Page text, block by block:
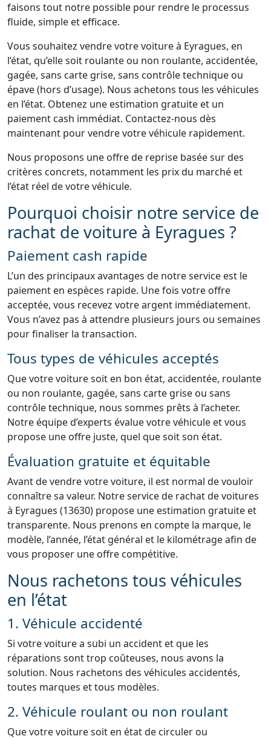
faisons tout notre possible pour rendre le processus
fluide, simple et efficace.
Vous souhaitez vendre votre voiture à Eyragues, en
l’état, qu’elle soit roulante ou non roulante, accidentée,
gagée, sans carte grise, sans contrôle technique ou
épave (hors d’usage). Nous achetons tous les véhicules
en l’état. Obtenez une estimation gratuite et un
paiement cash immédiat. Contactez-nous dès
maintenant pour vendre votre véhicule rapidement.
Nous proposons une offre de reprise basée sur des
critères concrets, notamment les prix du marché et
l’état réel de votre véhicule.
Pourquoi choisir notre service de
rachat de voiture à Eyragues ?
Paiement cash rapide
L’un des principaux avantages de notre service est le
paiement en espèces rapide. Une fois votre offre
acceptée, vous recevez votre argent immédiatement.
Vous n’avez pas à attendre plusieurs jours ou semaines
pour finaliser la transaction.
Tous types de véhicules acceptés
Que votre voiture soit en bon état, accidentée, roulante
ou non roulante, gagée, sans carte grise ou sans
contrôle technique, nous sommes prêts à l’acheter.
Notre équipe d’experts évalue votre véhicule et vous
propose une offre juste, quel que soit son état.
Évaluation gratuite et équitable
Avant de vendre votre voiture, il est normal de vouloir
connaître sa valeur. Notre service de rachat de voitures
à Eyragues (13630) propose une estimation gratuite et
transparente. Nous prenons en compte la marque, le
modèle, l’année, l’état général et le kilométrage afin de
vous proposer une offre compétitive.
Nous rachetons tous véhicules
en l’état
1. Véhicule accidenté
Si votre voiture a subi un accident et que les
réparations sont trop coûteuses, nous avons la
solution. Nous rachetons des véhicules accidentés,
toutes marques et tous modèles.
2. Véhicule roulant ou non roulant
Que votre voiture soit en état de circuler ou